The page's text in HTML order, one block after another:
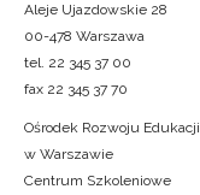
Aleje Ujazdowskie 28
00-478 Warszawa
tel. 22 345 37 00
fax 22 345 37 70
Ośrodek Rozwoju Edukacji
w Warszawie
Centrum Szkoleniowe